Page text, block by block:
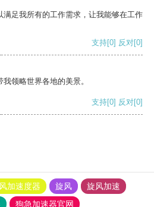
足我所有的工作需求，让我能够在工作
支持[0] 反对[0]
领略世界各地的美景。
支持[0] 反对[0]
加速度器 旋风
旋风加速
狗急加速器官网